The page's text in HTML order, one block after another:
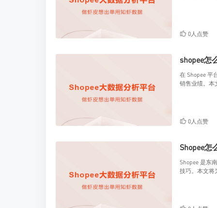
0人点赞
shopee怎
在 Shopee 平
销售业绩。本
0人点赞
Shopee怎
Shopee 是东
技巧。本文将